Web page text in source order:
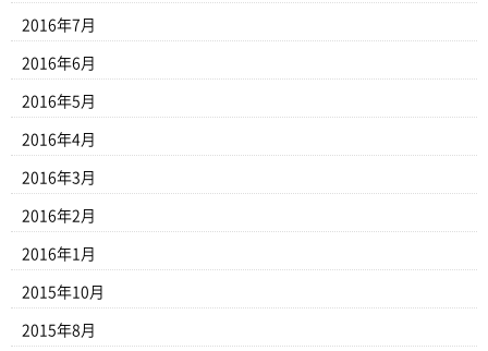
2016年7月
2016年6月
2016年5月
2016年4月
2016年3月
2016年2月
2016年1月
2015年10月
2015年8月